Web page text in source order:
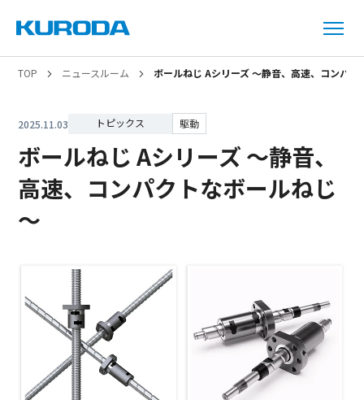
TOP ニュースルーム ボールねじ Aシリーズ ～静音、高速、コンパク
2025.11.03 トピックス 駆動
ボールねじ Aシリーズ ～静音、
高速、コンパクトなボールねじ
～